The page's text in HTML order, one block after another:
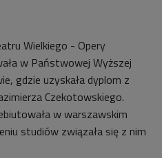
Wielkiego - Opery
w Państwowej Wyższej
gdzie uzyskała dyplom z
Czekotowskiego.
w warszawskim
studiów związała się z nim